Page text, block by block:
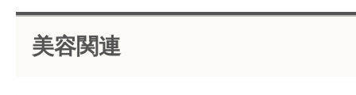
も有（初心者可）修了後はスタッ
ト、当校講師としても活躍の道も
とお会い出来て
楽しかったです♪
^-^)馬島先生との
向き合う事が出
た
美容関連